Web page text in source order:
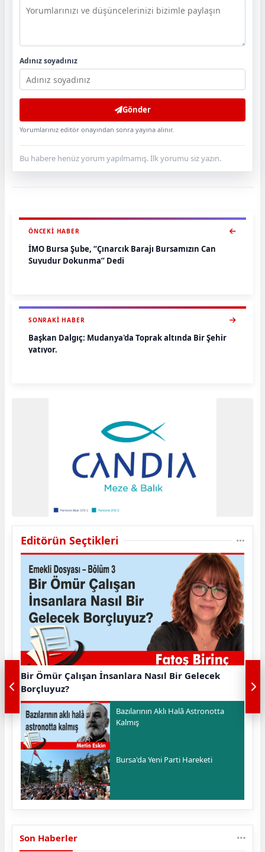
Adınız soyadınız
Gönder
Yorumlarınız editör onayından sonra yayına alınır.
Bu habere henüz yorum yapılmamış. İlk yorumu siz yazın.
ÖNCEKI HABER
İMO Bursa Şube, “Çınarcık Barajı Bursamızın Can
Suyudur Dokunma” Dedi
SONRAKI HABER
Başkan Dalgıç: Mudanya'da Toprak altında Bir Şehir
yatıyor.
Editörün Seçtikleri
Bir Ömür Çalışan İnsanlara Nasıl Bir Gelecek
Borçluyuz?
Bazılarının Aklı Halâ Astronotta
Kalmış
Bursa'da Yeni Parti Hareketi
Son Haberler